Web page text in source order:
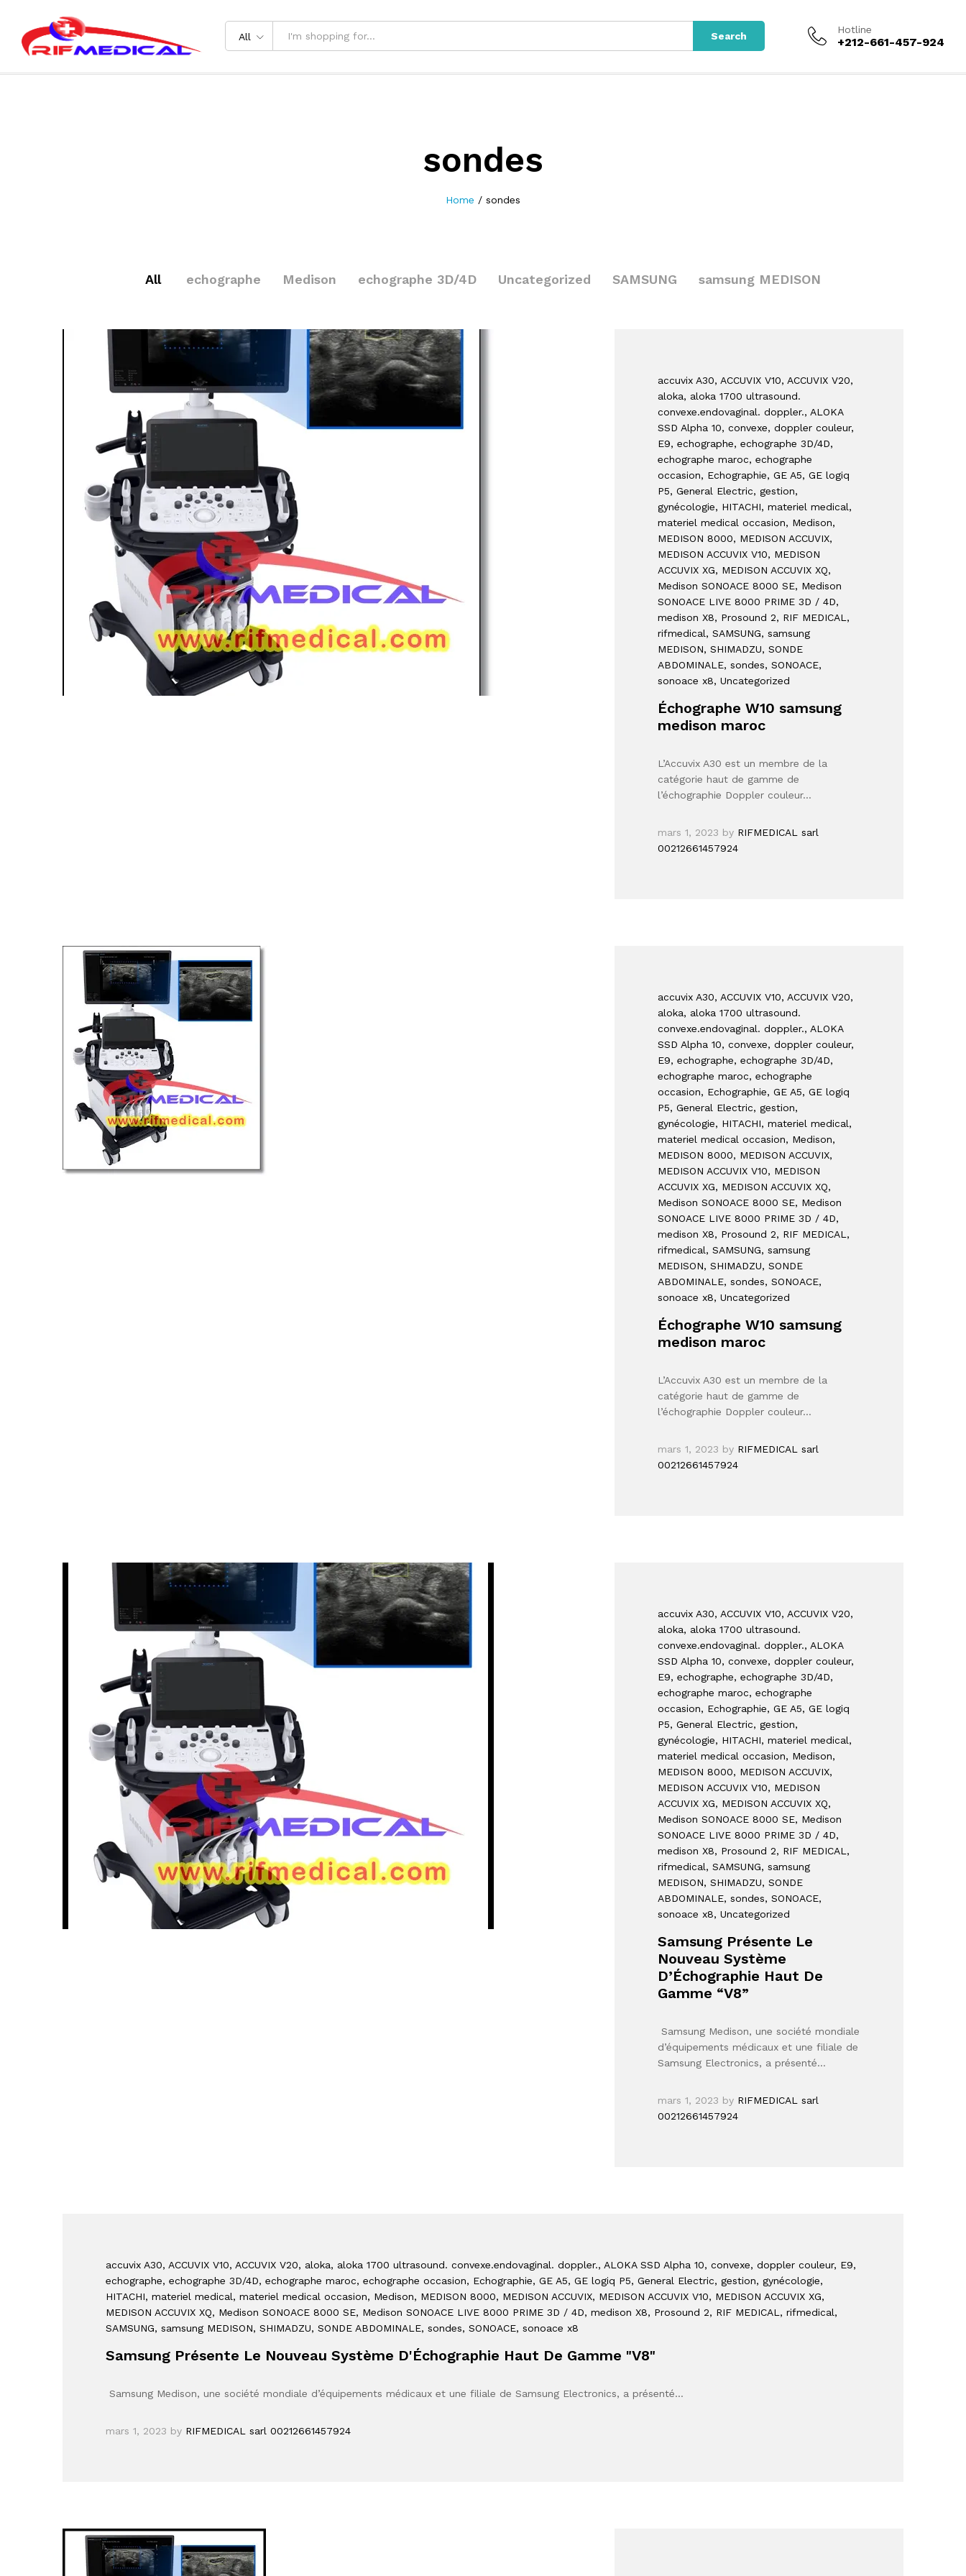
All Search
Hotline
+212-661-457-924
sondes
Home / sondes
All echographe Medison echographe 3D/4D Uncategorized SAMSUNG samsung MEDISON
accuvix A30, ACCUVIX V10, ACCUVIX V20,
aloka, aloka 1700 ultrasound.
convexe.endovaginal. doppler., ALOKA
SSD Alpha 10, convexe, doppler couleur,
E9, echographe, echographe 3D/4D,
echographe maroc, echographe
occasion, Echographie, GE A5, GE logiq
P5, General Electric, gestion,
gynécologie, HITACHI, materiel medical,
materiel medical occasion, Medison,
MEDISON 8000, MEDISON ACCUVIX,
MEDISON ACCUVIX V10, MEDISON
ACCUVIX XG, MEDISON ACCUVIX XQ,
Medison SONOACE 8000 SE, Medison
SONOACE LIVE 8000 PRIME 3D / 4D,
medison X8, Prosound 2, RIF MEDICAL ,
rifmedical, SAMSUNG, samsung
MEDISON, SHIMADZU, SONDE
ABDOMINALE, sondes, SONOACE,
sonoace x8, Uncategorized
Échographe W10 samsung
medison maroc
L’Accuvix A30 est un membre de la
catégorie haut de gamme de
l’échographie Doppler couleur…
mars 1, 2023 by RIFMEDICAL sarl
00212661457924
accuvix A30, ACCUVIX V10, ACCUVIX V20,
aloka, aloka 1700 ultrasound.
convexe.endovaginal. doppler., ALOKA
SSD Alpha 10, convexe, doppler couleur,
E9, echographe, echographe 3D/4D,
echographe maroc, echographe
occasion, Echographie, GE A5, GE logiq
P5, General Electric, gestion,
gynécologie, HITACHI, materiel medical,
materiel medical occasion, Medison,
MEDISON 8000, MEDISON ACCUVIX,
MEDISON ACCUVIX V10, MEDISON
ACCUVIX XG, MEDISON ACCUVIX XQ,
Medison SONOACE 8000 SE, Medison
SONOACE LIVE 8000 PRIME 3D / 4D,
medison X8, Prosound 2, RIF MEDICAL ,
rifmedical, SAMSUNG, samsung
MEDISON, SHIMADZU, SONDE
ABDOMINALE, sondes, SONOACE,
sonoace x8, Uncategorized
Échographe W10 samsung
medison maroc
L’Accuvix A30 est un membre de la
catégorie haut de gamme de
l’échographie Doppler couleur…
mars 1, 2023 by RIFMEDICAL sarl
00212661457924
accuvix A30, ACCUVIX V10, ACCUVIX V20,
aloka, aloka 1700 ultrasound.
convexe.endovaginal. doppler., ALOKA
SSD Alpha 10, convexe, doppler couleur,
E9, echographe, echographe 3D/4D,
echographe maroc, echographe
occasion, Echographie, GE A5, GE logiq
P5, General Electric, gestion,
gynécologie, HITACHI, materiel medical,
materiel medical occasion, Medison,
MEDISON 8000, MEDISON ACCUVIX,
MEDISON ACCUVIX V10, MEDISON
ACCUVIX XG, MEDISON ACCUVIX XQ,
Medison SONOACE 8000 SE, Medison
SONOACE LIVE 8000 PRIME 3D / 4D,
medison X8, Prosound 2, RIF MEDICAL ,
rifmedical, SAMSUNG, samsung
MEDISON, SHIMADZU, SONDE
ABDOMINALE, sondes, SONOACE,
sonoace x8, Uncategorized
Samsung Présente Le
Nouveau Système
D’Échographie Haut De
Gamme “V8”
Samsung Medison, une société mondiale
d’équipements médicaux et une filiale de
Samsung Electronics, a présenté…
mars 1, 2023 by RIFMEDICAL sarl
00212661457924
accuvix A30, ACCUVIX V10, ACCUVIX V20, aloka, aloka 1700 ultrasound. convexe.endovaginal. doppler., ALOKA SSD Alpha 10, convexe, doppler couleur, E9,
echographe, echographe 3D/4D, echographe maroc, echographe occasion, Echographie, GE A5, GE logiq P5, General Electric, gestion, gynécologie,
HITACHI, materiel medical, materiel medical occasion, Medison, MEDISON 8000, MEDISON ACCUVIX, MEDISON ACCUVIX V10, MEDISON ACCUVIX XG,
MEDISON ACCUVIX XQ, Medison SONOACE 8000 SE, Medison SONOACE LIVE 8000 PRIME 3D / 4D, medison X8, Prosound 2, RIF MEDICAL , rifmedical,
SAMSUNG, samsung MEDISON, SHIMADZU, SONDE ABDOMINALE, sondes, SONOACE, sonoace x8
Samsung Présente Le Nouveau Système D'Échographie Haut De Gamme "V8"
Samsung Medison, une société mondiale d’équipements médicaux et une filiale de Samsung Electronics, a présenté…
mars 1, 2023 by RIFMEDICAL sarl 00212661457924